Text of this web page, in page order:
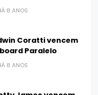
8 ANOS
Coratti vencem
Paralelo
8 ANOS